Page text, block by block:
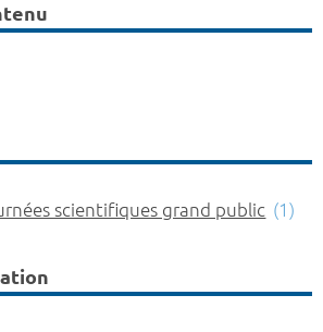
scientifiques grand public (1)